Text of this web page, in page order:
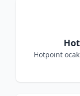
Hotpoint